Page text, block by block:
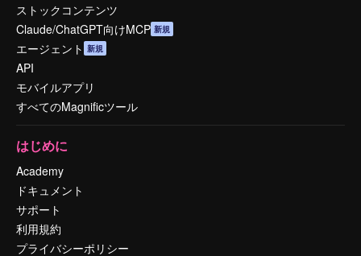
ストックコンテンツ
Claude/ChatGPT向けMCP 新規
エージェント 新規
API
モバイルアプリ
すべてのMagnificツール
はじめに
Academy
ドキュメント
サポート
利用規約
プライバシーポリシー